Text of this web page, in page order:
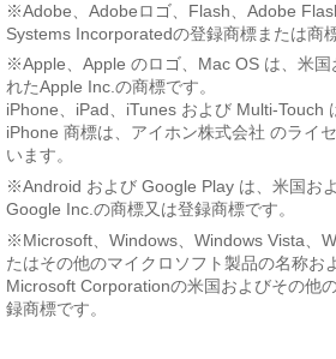
※Adobe、Adobeロゴ、Flash、Adobe
Systems Incorporatedの登録商標または商
※Apple、Apple のロゴ、Mac OS は、米国
れたApple Inc.の商標です。
iPhone、iPad、iTunes および Multi-Touch
iPhone 商標は、アイホン株式会社 のライ
います。
※Android および Google Play は、米国お
Google Inc.の商標又は登録商標です。
※Microsoft、Windows、Windows Vista、
たはその他のマイクロソフト製品の名称お
Microsoft Corporationの米国およびその他
録商標です。